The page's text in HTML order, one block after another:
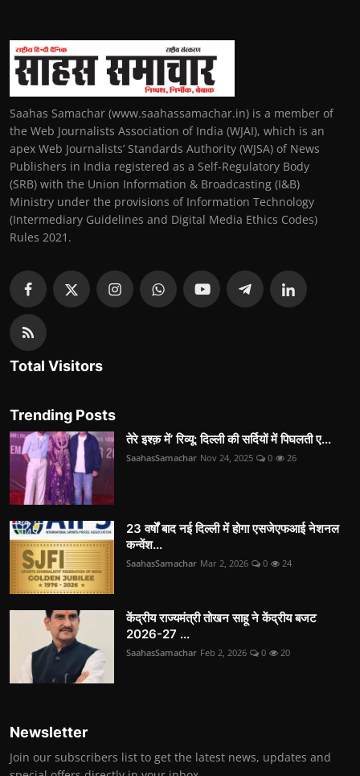
Saahas Samachar (www.saahassamachar.in) is a member of
the Web Journalists Association of India (WJAI), which is an
apex Web Journalists’ Standards Authority (WJSA) of News
Publishers in India registered as a Self-Regulatory Body
(SRB) with the Union Information & Broadcasting (I&B)
Ministry under the provisions of Information Technology
(Intermediary Guidelines and Digital Media Ethics Codes)
Rules 2021.
Total Visitors
Trending Posts
तेरे इश्क़ में’ रिव्यू: दिल्ली की सर्दियों में पिघलती ए...
SaahasSamachar Nov 24, 2025 0 26
23 वर्षों बाद नई दिल्ली में होगा एसजेएफआई नेशनल
कन्वेंश...
SaahasSamachar Mar 2, 2026 0 24
केंद्रीय राज्यमंत्री तोखन साहू ने केंद्रीय बजट
2026-27 ...
SaahasSamachar Feb 2, 2026 0 20
Newsletter
Join our subscribers list to get the latest news, updates and